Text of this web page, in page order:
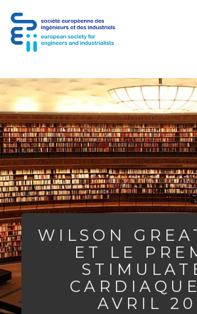
WILSON
ET LE
AVRIL